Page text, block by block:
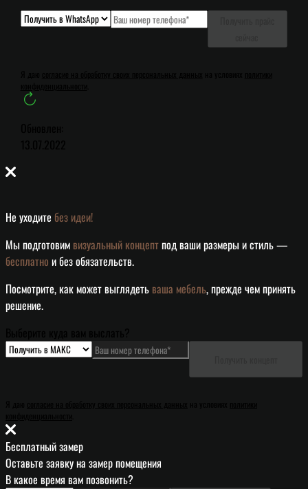
Не уходите без идеи!
Мы подготовим визуальный концептпод ваши размеры и стиль —
бесплатно и без обязательств.
Посмотрите, как может выглядеть ваша мебель, прежде чем принять
решение.
Бесплатный замер
Оставьте заявку на замер помещения
В какое время вам позвонить?